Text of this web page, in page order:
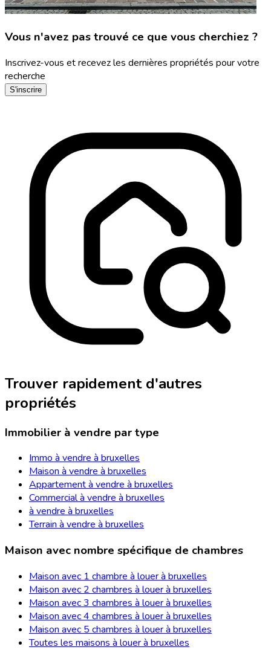
Vous n'avez pas trouvé ce que vous cherchiez ?
Inscrivez-vous et recevez les dernières propriétés pour votre
recherche
S'inscrire
Trouver rapidement d'autres
propriétés
Immobilier à vendre par type
Immo à vendre à bruxelles
Maison à vendre à bruxelles
Appartement à vendre à bruxelles
Commercial à vendre à bruxelles
à vendre à bruxelles
Terrain à vendre à bruxelles
Maison avec nombre spécifique de chambres
Maison avec 1 chambre à louer à bruxelles
Maison avec 2 chambres à louer à bruxelles
Maison avec 3 chambres à louer à bruxelles
Maison avec 4 chambres à louer à bruxelles
Maison avec 5 chambres à louer à bruxelles
Toutes les maisons à louer à bruxelles